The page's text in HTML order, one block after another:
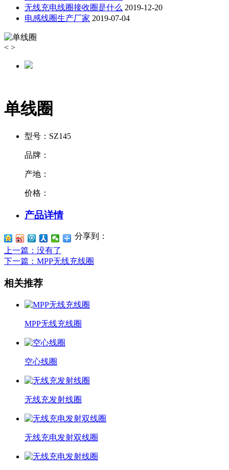
无线充电线圈接收圈是什么 2019-12-20
电感线圈生产厂家 2019-07-04
< >
单线圈
型号： SZ145
品牌：
产地：
价格：
产品详情
分享到：
上一篇 ：没有了
下一篇 ：MPP无线充线圈
相关推荐
MPP无线充线圈
空心线圈
无线充发射线圈
无线充电发射双线圈